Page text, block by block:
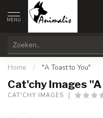
MENU
Home / "A Toast to You"
Cat'chy Images
CAT'CHY IMAGES